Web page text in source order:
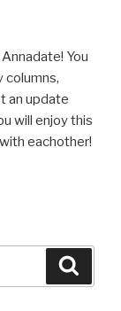
You
columns,
an update
will enjoy this
eachother!